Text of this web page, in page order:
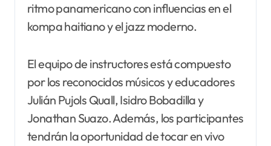
ritmo panamericano con influencias en el
kompa haitiano y el jazz moderno.
El equipo de instructores está compuesto
por los reconocidos músicos y educadores
Julián Pujols Quall, Isidro Bobadilla y
Jonathan Suazo. Además, los participantes
tendrán la oportunidad de tocar en vivo